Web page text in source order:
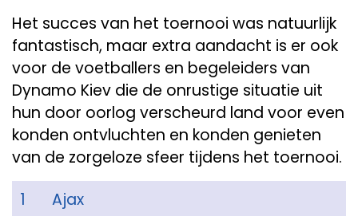
Het succes van het toernooi was natuurlijk
fantastisch, maar extra aandacht is er ook
voor de voetballers en begeleiders van
Dynamo Kiev die de onrustige situatie uit
hun door oorlog verscheurd land voor even
konden ontvluchten en konden genieten
van de zorgeloze sfeer tijdens het toernooi.
1
Ajax